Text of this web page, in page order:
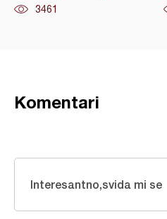
3461
Komentari
Interesantno,svida mi se